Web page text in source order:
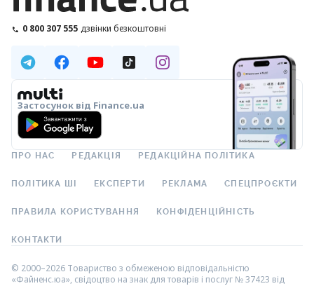
0 800 307 555 дзвінки безкоштовні
Застосунок від Finance.ua
ПРО НАС РЕДАКЦІЯ РЕДАКЦІЙНА ПОЛІТИКА
ПОЛІТИКА ШІ ЕКСПЕРТИ РЕКЛАМА СПЕЦПРОЄКТИ
ПРАВИЛА КОРИСТУВАННЯ КОНФІДЕНЦІЙНІСТЬ
КОНТАКТИ
© 2000–2026 Товариство з обмеженою відповідальністю
«Файненс.юа», свідоцтво на знак для товарів і послуг № 37423 від